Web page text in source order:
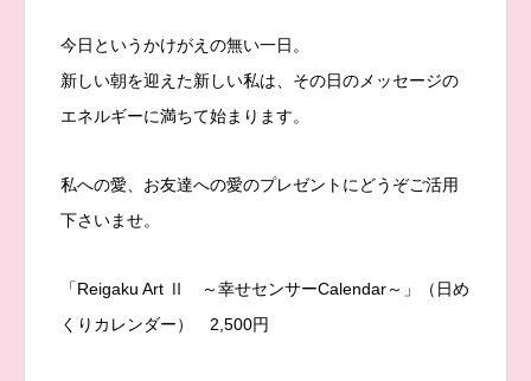
今日というかけがえの無い一日。
新しい朝を迎えた新しい私は、その日のメッセージの
エネルギーに満ちて始まります。
私への愛、お友達への愛のプレゼントにどうぞご活用
下さいませ。
「Reigaku Art Ⅱ ～幸せセンサーCalendar～」（日め
くりカレンダー） 2,500円